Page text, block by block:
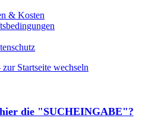
& Kosten
die "SUCHEINGABE"?